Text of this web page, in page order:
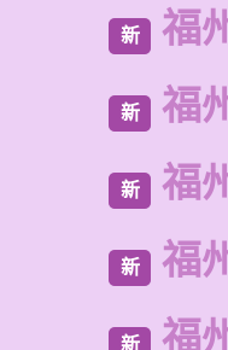
新 福
新 福
新 福
新 福
新 福